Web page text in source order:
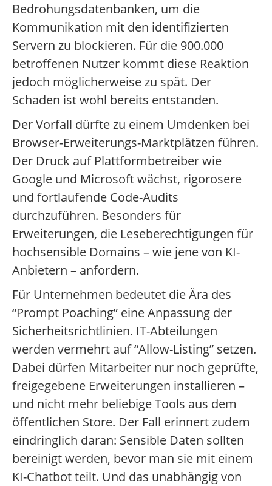
Bedrohungsdatenbanken, um die
Kommunikation mit den identifizierten
Servern zu blockieren. Für die 900.000
betroffenen Nutzer kommt diese Reaktion
jedoch möglicherweise zu spät. Der
Schaden ist wohl bereits entstanden.
Der Vorfall dürfte zu einem Umdenken bei
Browser-Erweiterungs-Marktplätzen führen.
Der Druck auf Plattformbetreiber wie
Google und Microsoft wächst, rigorosere
und fortlaufende Code-Audits
durchzuführen. Besonders für
Erweiterungen, die Leseberechtigungen für
hochsensible Domains – wie jene von KI-
Anbietern – anfordern.
Für Unternehmen bedeutet die Ära des
“Prompt Poaching” eine Anpassung der
Sicherheitsrichtlinien. IT-Abteilungen
werden vermehrt auf “Allow-Listing” setzen.
Dabei dürfen Mitarbeiter nur noch geprüfte,
freigegebene Erweiterungen installieren –
und nicht mehr beliebige Tools aus dem
öffentlichen Store. Der Fall erinnert zudem
eindringlich daran: Sensible Daten sollten
bereinigt werden, bevor man sie mit einem
KI-Chatbot teilt. Und das unabhängig von